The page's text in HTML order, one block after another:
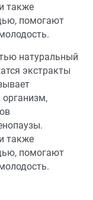
также
помогают
натуральный
экстракты
организм,
также
помогают